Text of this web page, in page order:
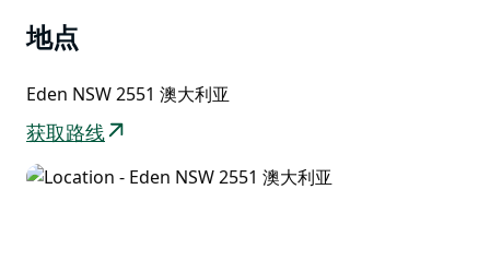
地点
Eden NSW 2551 澳大利亚
获取路线